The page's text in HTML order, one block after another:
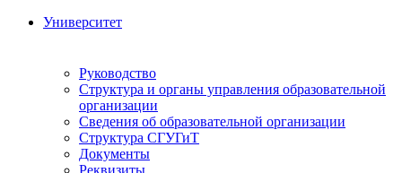
Университет
Руководство
Структура и органы управления образовательной
организации
Сведения об образовательной организации
Структура СГУГиТ
Документы
Реквизиты